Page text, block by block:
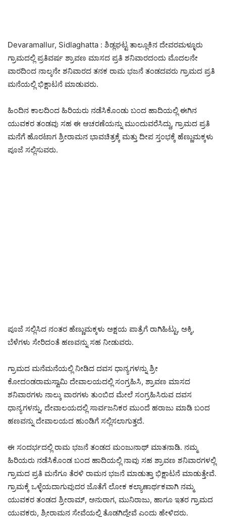
Devaramallur, Sidlaghatta : ಶಿಡ್ಲಘಟ್ಟ ತಾಲ್ಲೂಕಿನ ದೇವರಮಳ್ಳೂರು
ಗ್ರಾಮದಲ್ಲಿ ಪ್ರತಿವರ್ಷ ಶ್ರಾವಣ ಮಾಸದ ಪ್ರತಿ ಶನಿವಾರದಂದು ಮೊದಲನೇ
ವಾರದಿಂದ ನಾಲ್ಕನೇ ಶನಿವಾರದ ತನಕ ರಾಮ ಭಜನೆ ತಂಡದವರು ಗ್ರಾಮದ ಪ್ರತಿ
ಮನೆಯಲ್ಲಿ ಭಿಕ್ಷಾಟನೆ ಮಾಡುವರು.
ಹಿಂದಿನ ಕಾಲದಿಂದ ಹಿರಿಯರು ನಡೆಸಿಕೊಂಡು ಬಂದ ಹಾದಿಯಲ್ಲಿ ಈಗಿನ
ಯುವಕರ ತಂಡವು ಸಹ ಈ ಆಚರಣೆಯನ್ನು ಮುಂದುವರೆಸಿದ್ದು, ಗ್ರಾಮದ ಪ್ರತಿ
ಮನೆಗೆ ಹೊರಟಾಗ ಶ್ರೀರಾಮನ ಭಾವಚಿತ್ರಕ್ಕೆ ಮತ್ತು ದೀಪ ಸ್ತಂಭಕ್ಕೆ ಹೆಣ್ಣುಮಕ್ಕಳು
ಪೂಜೆ ಸಲ್ಲಿಸುವರು.
ಪೂಜೆ ಸಲ್ಲಿಸಿದ ನಂತರ ಹೆಣ್ಣುಮಕ್ಕಳು ಅಕ್ಷಯ ಪಾತ್ರೆಗೆ ರಾಗಿಹಿಟ್ಟು, ಅಕ್ಕಿ,
ಬೆಳೆಗಳು ಸೇರಿದಂತೆ ಹಣವನ್ನು ಸಹ ನೀಡುವರು.
ಗ್ರಾಮದ ಮನೆಮನೆಯಲ್ಲಿ ನೀಡಿದ ದವಸ ಧಾನ್ಯಗಳನ್ನು ಶ್ರೀ
ಕೋದಂಡರಾಮಸ್ವಾಮಿ ದೇವಾಲಯದಲ್ಲಿ ಸಂಗ್ರಹಿಸಿ, ಶ್ರಾವಣ ಮಾಸದ
ಶನಿವಾರಗಳು ನಾಲ್ಕು ವಾರಗಳು ತುಂಬಿದ ಮೇಲೆ ಸಂಗ್ರಹಿಸಿರುವ ದವಸ
ಧಾನ್ಯಗಳನ್ನು, ದೇವಾಲಯದಲ್ಲಿ ಸಾರ್ವಜನಿಕರ ಮುಂದೆ ಹರಾಜು ಮಾಡಿ ಬಂದ
ಹಣವನ್ನು ದೇವಾಲಯದ ಹುಂಡಿಗೆ ಸಲ್ಲಿಸಲಾಗುತ್ತದೆ.
ಈ ಸಂದರ್ಭದಲ್ಲಿ ರಾಮ ಭಜನೆ ತಂಡದ ಮಂಜುನಾಥ್ ಮಾತನಾಡಿ. ನಮ್ಮ
ಹಿರಿಯರು ನಡೆಸಿಕೊಂಡ ಬಂದ ಹಾದಿಯಲ್ಲಿ ನಾವು ಸಹ ಶ್ರಾವಣ ಶನಿವಾರಗಳಲ್ಲಿ
ಗ್ರಾಮದ ಪ್ರತಿ ಮನೆಗೂ ತೆರಳಿ ರಾಮನ ಭಜನೆ ಮಾಡುತ್ತಾ ಭಿಕ್ಷಾಟನೆ ಮಾಡುತ್ತೇವೆ.
ಗ್ರಾಮಕ್ಕೆ ಒಳ್ಳೆಯದಾಗುವುದರ ಜೊತೆಗೆ ಲೋಕ ಕಲ್ಯಾಣಾರ್ಥಕವಾಗಿ ನಮ್ಮ
ಯುವಕರ ತಂಡದ ಶ್ರೀರಾಮ್, ಅನುರಾಗ, ಮುನಿರಾಜು, ಹಾಗೂ ಇತರ ಗ್ರಾಮದ
ಯುವಕರು, ಶ್ರೀರಾಮನ ಸೇವೆಯಲ್ಲಿ ತೊಡಗಿದ್ದೇವೆ ಎಂದು ಹೇಳಿದರು.